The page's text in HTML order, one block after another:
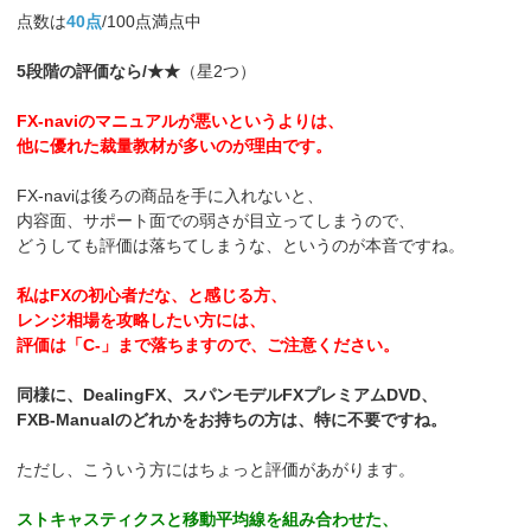
点数は40点/100点満点中
5段階の評価なら/★★ （星2つ）
FX-naviのマニュアルが悪いというよりは、
他に優れた裁量教材が多いのが理由です。
FX-naviは後ろの商品を手に入れないと、
内容面、サポート面での弱さが目立ってしまうので、
どうしても評価は落ちてしまうな、というのが本音ですね。
私はFXの初心者だな、と感じる方、
レンジ相場を攻略したい方には、
評価は「C-」まで落ちますので、ご注意ください。
同様に、DealingFX、スパンモデルFXプレミアムDVD、
FXB-Manualのどれかをお持ちの方は、特に不要ですね。
ただし、こういう方にはちょっと評価があがります。
ストキャスティクスと移動平均線を組み合わせた、